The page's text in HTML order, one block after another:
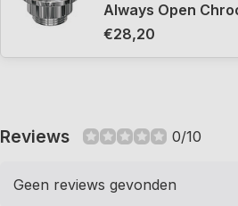
Always Open
€28,20
Reviews 0/10
Geen reviews gevonden